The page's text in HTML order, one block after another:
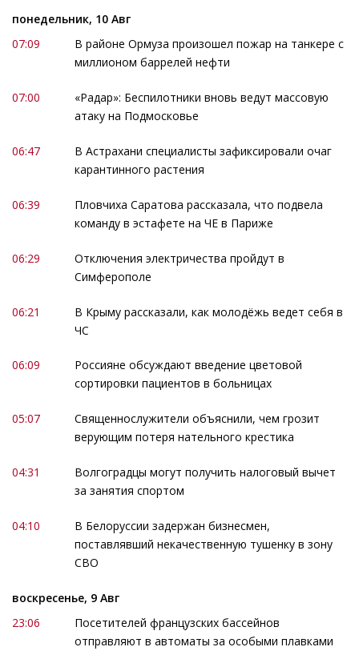
понедельник, 10 Авг
07:09
В районе Ормуза произошел пожар на танкере с
миллионом баррелей нефти
07:00
«Радар»: Беспилотники вновь ведут массовую
атаку на Подмосковье
06:47
В Астрахани специалисты зафиксировали очаг
карантинного растения
06:39
Пловчиха Саратова рассказала, что подвела
команду в эстафете на ЧЕ в Париже
06:29
Отключения электричества пройдут в
Симферополе
06:21
В Крыму рассказали, как молодёжь ведет себя в
ЧС
06:09
Россияне обсуждают введение цветовой
сортировки пациентов в больницах
05:07
Священнослужители объяснили, чем грозит
верующим потеря нательного крестика
04:31
Волгоградцы могут получить налоговый вычет
за занятия спортом
04:10
В Белоруссии задержан бизнесмен,
поставлявший некачественную тушенку в зону
СВО
воскресенье, 9 Авг
23:06
Посетителей французских бассейнов
отправляют в автоматы за особыми плавками